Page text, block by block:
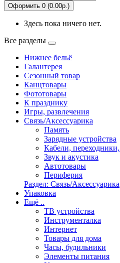
Оформить 0 (0.00р.)
Здесь пока ничего нет.
Все разделы
Нижнее бельё
Галантерея
Сезонный товар
Канцтовары
Фототовары
К празднику
Игры, развлечения
Связь/Аксессуарика
Память
Зарядные устройства
Кабели,
Звук и акустика
Автотовары
Периферия
Раздел: Связь/Аксессуарика
Упаковка
Ещё ..
ТВ устройства
Инструменталка
Интернет
Товары для дома
Часы, будильники
Элементы питания